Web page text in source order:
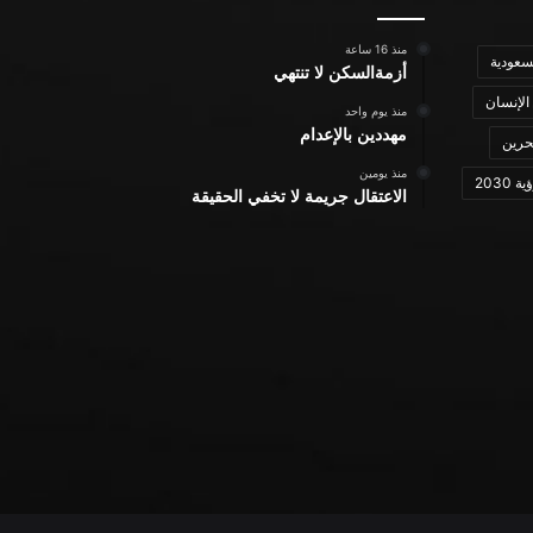
2030
منذ 16 ساعة
أزمةالسكن لا تنتهي
منذ يوم واحد
مهددين بالإعدام
منذ يومين
الاعتقال جريمة لا تخفي الحقيقة